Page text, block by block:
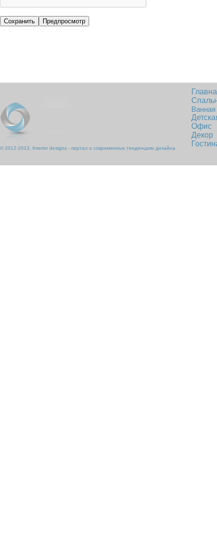
© 2012-2013, Interior designs - портал о современных тенденциях дизайна
Ванная
Офис
Декор